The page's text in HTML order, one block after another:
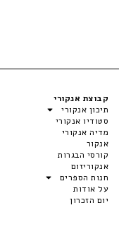
קבוצת אנקורי
תיכון אנקורי
סטודיו אנקורי
מדיה אנקורי
אנקור
קורסי הבגרות
אנקוריזום
חנות הספרים
על אודות
יום הזכרון